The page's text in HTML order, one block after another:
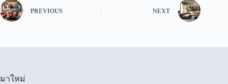
PREVIOUS NEXT
มาใหม่